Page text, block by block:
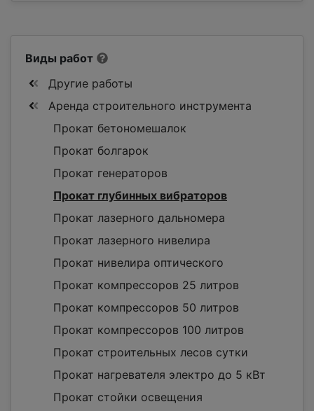
Виды работ
Другие работы
Аренда строительного инструмента
Прокат бетономешалок
Прокат болгарок
Прокат генераторов
Прокат глубинных вибраторов
Прокат лазерного дальномера
Прокат лазерного нивелира
Прокат нивелира оптического
Прокат компрессоров 25 литров
Прокат компрессоров 50 литров
Прокат компрессоров 100 литров
Прокат строительных лесов сутки
Прокат нагревателя электро до 5 кВт
Прокат стойки освещения